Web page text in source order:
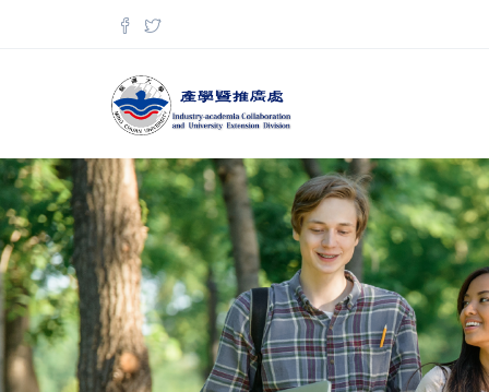
Skip to main content
Search form